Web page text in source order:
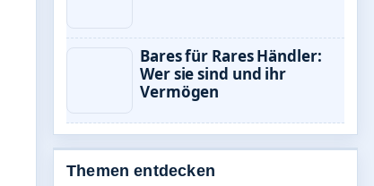
Bares für Rares Händler:
Wer sie sind und ihr
Vermögen
Themen entdecken